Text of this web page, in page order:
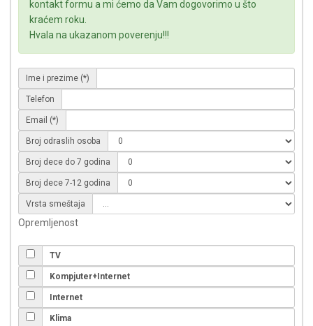
kontakt formu a mi ćemo da Vam dogovorimo u što
kraćem roku.
Hvala na ukazanom poverenju!!!
Ime i prezime (*)
Telefon
Email (*)
Broj odraslih osoba
Broj dece do 7 godina
Broj dece 7-12 godina
Vrsta smeštaja
Opremljenost
TV
Kompjuter+Internet
Internet
Klima